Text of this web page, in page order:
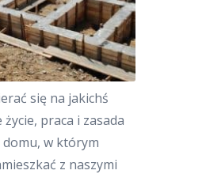
się na jakichś
praca i zasada
w którym
z naszymi